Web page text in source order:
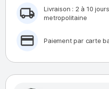
Livraison : 2 à 10
metropolitaine
Paiement par carte